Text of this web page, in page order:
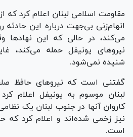
مقاومت اسلامی لبنان اعلام کرد
اتهام‌زنی بی‌جهت درباره این حادثه
می‌کند، در حالی که این نهاد‌ها
نیرو‌های یونیفل حمله می‌کند،
شنیده نمی‌شود.
گفتنی است که نیروهای حافظ
لبنان موسوم به یونیفل اعلام
کاروان آنها در جنوب لبنان یک
نیز زخمی شده‌اند و اعلام کرد که
است.